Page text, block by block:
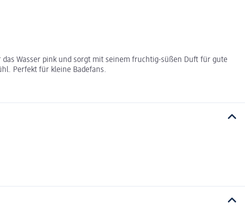
Wasser pink und sorgt mit seinem fruchtig-süßen Duft für gute
Perfekt für kleine Badefans.